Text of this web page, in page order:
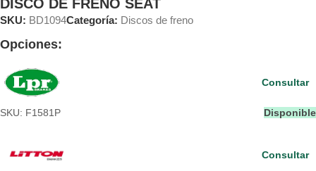
DISCO DE FRENO SEAT
SKU: BD1094Categoría: Discos de freno
Opciones:
SKU: F1581P Disponible
Consultar
Consultar